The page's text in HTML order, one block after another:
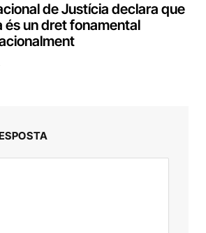
de Justícia declara que
és un dret fonamental